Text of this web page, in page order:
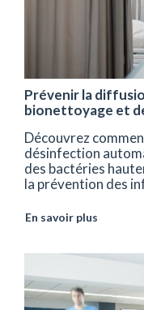
Prévenir la
bionettoyage et
Découvrez
désinfection
des bactéries
la prévention des
En savoir plus